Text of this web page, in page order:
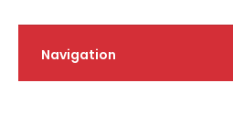
Navigation